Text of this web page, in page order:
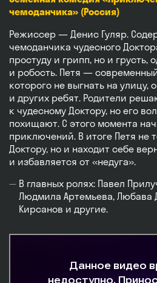
чемоданчика» (Россия)
Режиссер — Денис Гуляр.
чемоданчика чудесного
простуду и грипп, но и грусть,
и робость. Петя —
которого не выгнать на улицу,
и других ребят. Родители
к чудесному Доктору, но его
похищают. С этого момента
приключений. В итоге Петя не
Доктору, но и находит себе
и избавляется от «недуга».
В главных ролях: Павел
Людмила Артемьева, Любава
Кирсанов и другие.